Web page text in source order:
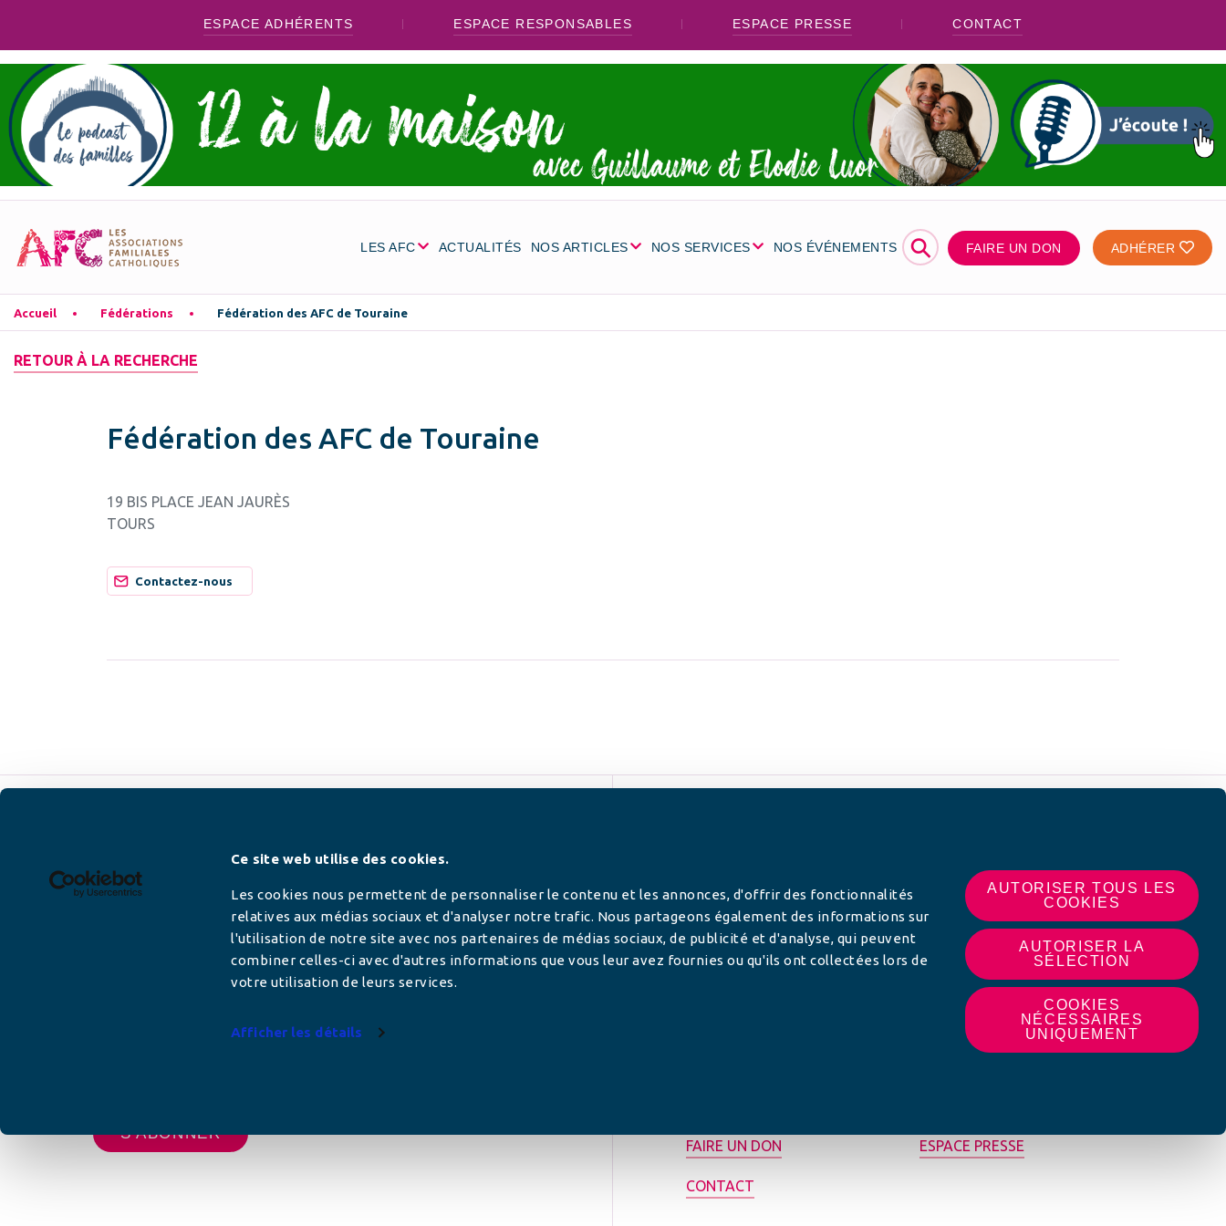
Ce site web utilise des cookies.
Les cookies nous permettent de personnaliser le contenu et les annonces, d'offrir des fonctionnalités
relatives aux médias sociaux et d'analyser notre trafic. Nous partageons également des informations sur
l'utilisation de notre site avec nos partenaires de médias sociaux, de publicité et d'analyse, qui peuvent
combiner celles-ci avec d'autres informations que vous leur avez fournies ou qu'ils ont collectées lors de
votre utilisation de leurs services.
Afficher les détails
AUTORISER TOUS LES
COOKIES
AUTORISER LA
SÉLECTION
COOKIES
NÉCESSAIRES
UNIQUEMENT
ESPACE ADHÉRENTS ESPACE RESPONSABLES ESPACE PRESSE CONTACT
LES AFC ACTUALITÉS NOS ARTICLES NOS SERVICES NOS ÉVÉNEMENTS ⚲ FAIRE UN DON ADHÉRER
Accueil Fédérations Fédération des AFC de Touraine
RETOUR À LA RECHERCHE
Fédération des AFC de Touraine
19 BIS PLACE JEAN JAURÈS
TOURS
Contactez-nous
Newsletter
FAIRE UN DON ESPACE PRESSE
CONTACT